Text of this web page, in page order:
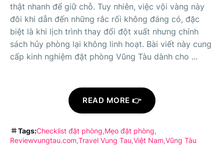
thật nhanh để giữ chỗ. Tuy nhiên, việc vội vàng này
đôi khi dẫn đến những rắc rối không đáng có, đặc
biệt là khi lịch trình thay đổi đột xuất nhưng chính
sách hủy phòng lại không linh hoạt. Bài viết này cung
cấp kinh nghiệm đặt phòng Vũng Tàu dành cho ...
READ MORE 👉
Tags:Checklist đặt phòng Mẹo đặt phòng
Reviewvungtau.com Travel Vung Tau Việt Nam Vũng Tàu